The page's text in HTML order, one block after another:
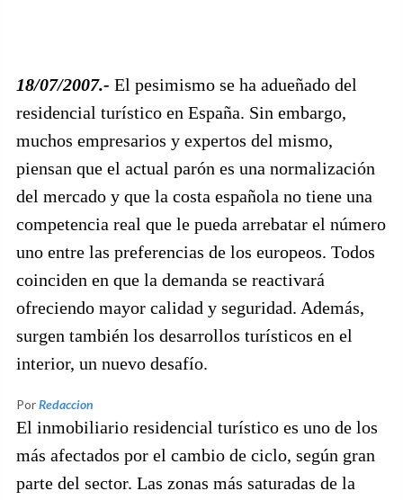
18/07/2007.- El pesimismo se ha adueñado del
residencial turístico en España. Sin embargo,
muchos empresarios y expertos del mismo,
piensan que el actual parón es una normalización
del mercado y que la costa española no tiene una
competencia real que le pueda arrebatar el número
uno entre las preferencias de los europeos. Todos
coinciden en que la demanda se reactivará
ofreciendo mayor calidad y seguridad. Además,
surgen también los desarrollos turísticos en el
interior, un nuevo desafío.
PorRedaccion
El inmobiliario residencial turístico es uno de los
más afectados por el cambio de ciclo, según gran
parte del sector. Las zonas más saturadas de la